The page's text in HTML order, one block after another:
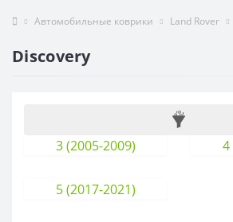
Автомобильные коврики Land Rover
Discovery
3 (2005-2009) 4
5 (2017-2021)